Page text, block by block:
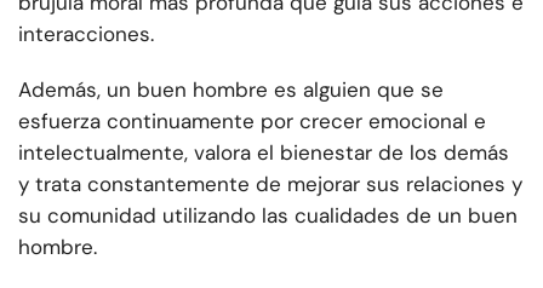
interacciones.
Además, un buen hombre es alguien que se
esfuerza continuamente por crecer emocional e
intelectualmente, valora el bienestar de los demás
y trata constantemente de mejorar sus relaciones y
su comunidad utilizando las cualidades de un buen
hombre.